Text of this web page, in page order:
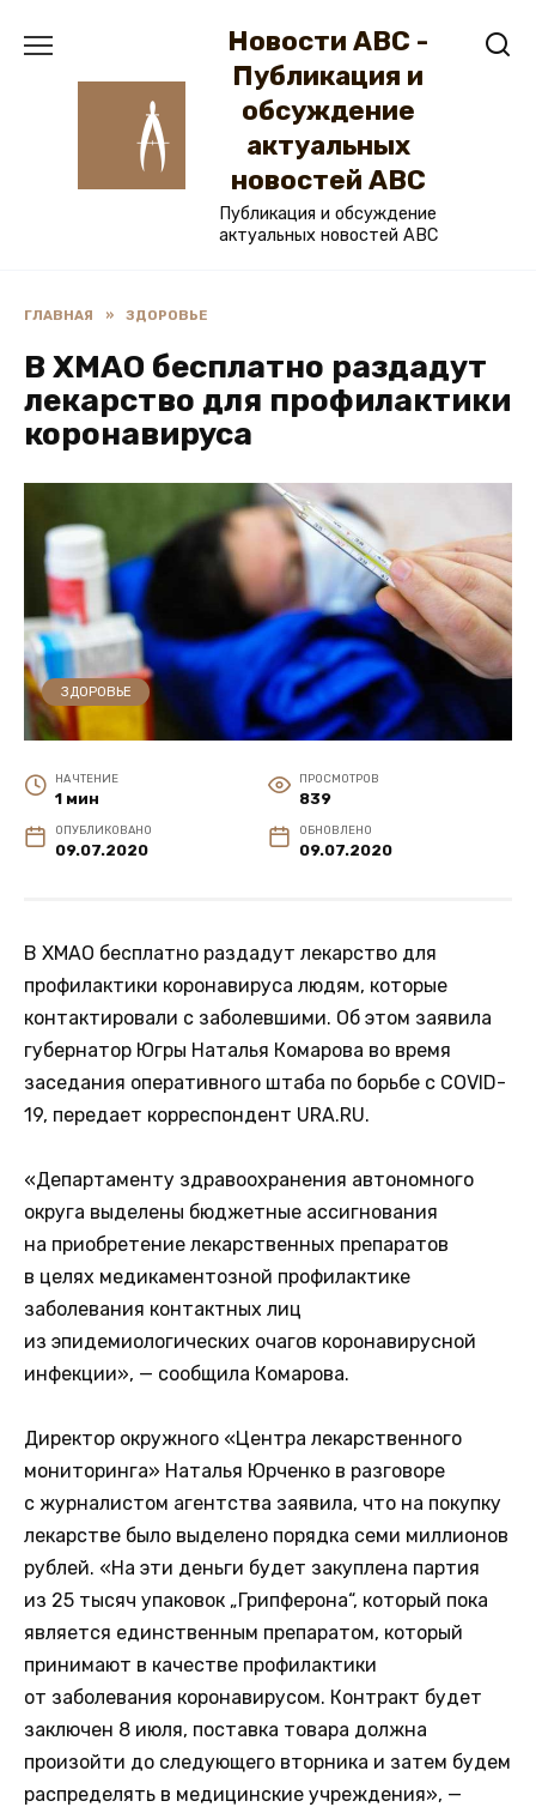
Новости ABC -
Публикация и
обсуждение
актуальных
новостей ABC
Публикация и обсуждение
актуальных новостей ABC
ГЛАВНАЯ » ЗДОРОВЬЕ
В ХМАО бесплатно раздадут
лекарство для профилактики
коронавируса
ЗДОРОВЬЕ
НА ЧТЕНИЕ
1 мин
ПРОСМОТРОВ
839
ОПУБЛИКОВАНО
09.07.2020
ОБНОВЛЕНО
09.07.2020
В ХМАО бесплатно раздадут лекарство для
профилактики коронавируса людям, которые
контактировали с заболевшими. Об этом заявила
губернатор Югры Наталья Комарова во время
заседания оперативного штаба по борьбе с COVID-
19, передает корреспондент URA.RU.
«Департаменту здравоохранения автономного
округа выделены бюджетные ассигнования
на приобретение лекарственных препаратов
в целях медикаментозной профилактике
заболевания контактных лиц
из эпидемиологических очагов коронавирусной
инфекции», — сообщила Комарова.
Директор окружного «Центра лекарственного
мониторинга» Наталья Юрченко в разговоре
с журналистом агентства заявила, что на покупку
лекарстве было выделено порядка семи миллионов
рублей. «На эти деньги будет закуплена партия
из 25 тысяч упаковок „Грипферона“, который пока
является единственным препаратом, который
принимают в качестве профилактики
от заболевания коронавирусом. Контракт будет
заключен 8 июля, поставка товара должна
произойти до следующего вторника и затем будем
распределять в медицинские учреждения», —